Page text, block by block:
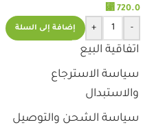
⃁ 720.0
-
+ إضافة إلى السلة
اتفاقية البيع
سياسة الاسترجاع
والاستبدال
سياسة الشحن والتوصيل